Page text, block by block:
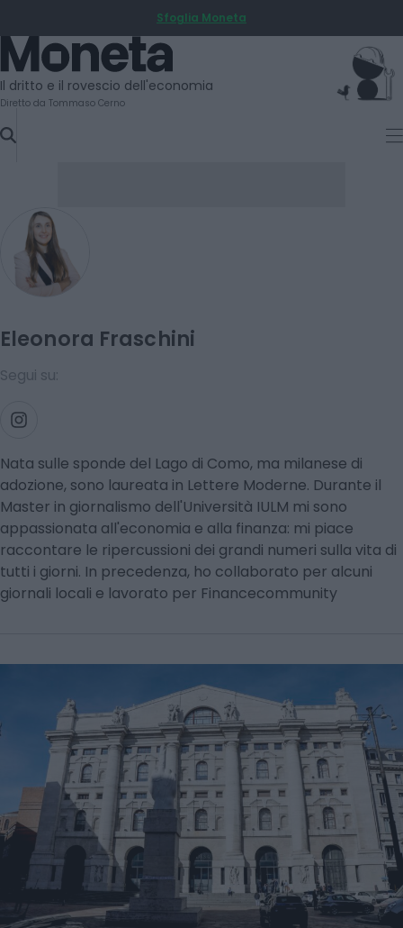
TO
CONTENT
Sfoglia Moneta
Moneta
Il dritto e il rovescio dell'economia
Diretto da Tommaso Cerno
Eleonora Fraschini
Segui su:
Nata sulle sponde del Lago di Como, ma milanese di
adozione, sono laureata in Lettere Moderne. Durante il
Master in giornalismo dell'Università IULM mi sono
appassionata all'economia e alla finanza: mi piace
raccontare le ripercussioni dei grandi numeri sulla vita di
tutti i giorni. In precedenza, ho collaborato per alcuni
giornali locali e lavorato per Financecommunity